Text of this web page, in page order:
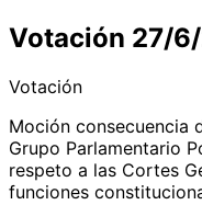
Votación 27/
Votación
Moción consecuencia
Grupo Parlamentario
respeto a las Cortes
funciones